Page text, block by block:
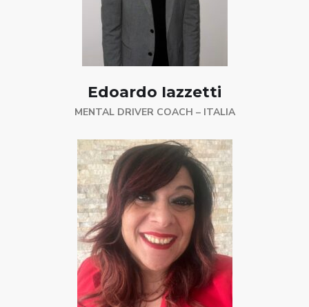
Edoardo Iazzetti
MENTAL DRIVER COACH – ITALIA